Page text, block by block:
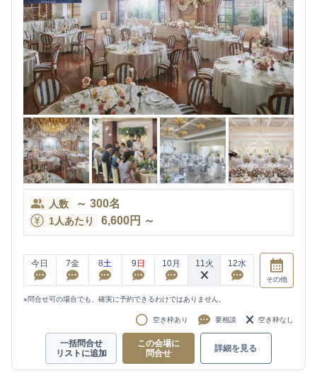
人数 ～ 300名
1人あたり 6,600円 ～
今日 7金 8土 9 日 10月 11火 12水
その他
※問合せ可の場合でも、確実に予約できるわけではありません。
空き枠あり 要相談 空き枠なし
一括問合せ
リストに追加
この会場に
問合せ
詳細を見る